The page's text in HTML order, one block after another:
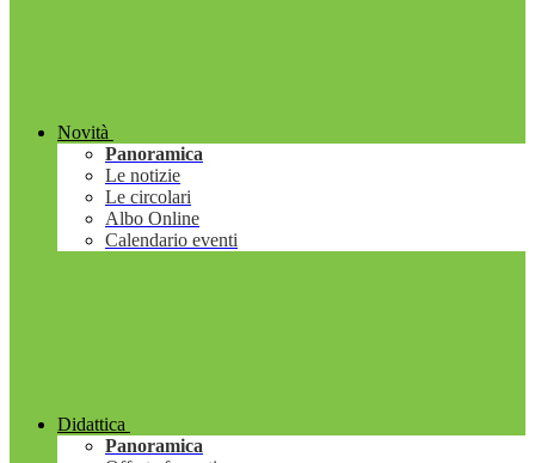
Novità
Panoramica
Le notizie
Le circolari
Albo Online
Calendario eventi
Didattica
Panoramica